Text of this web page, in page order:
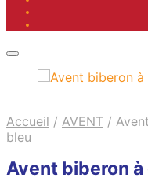
Accueil / AVENT /
bleu
Avent biberon